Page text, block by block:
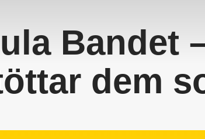
Bandet
dem